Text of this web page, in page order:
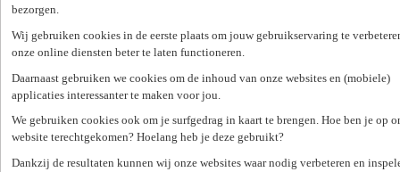
bezorgen.
Wij gebruiken cookies in de eerste plaats om jouw gebruikservaring te
onze online diensten beter te laten functioneren.
Daarnaast gebruiken we cookies om de inhoud van onze websites en (mobiele)
applicaties interessanter te maken voor jou.
We gebruiken cookies ook om je surfgedrag in kaart te brengen. Hoe ben je op
website terechtgekomen? Hoelang heb je deze gebruikt?
Dankzij de resultaten kunnen wij onze websites waar nodig verbeteren en
08 mei 2025
Onderzoek naar de staat van Total Talent
Management in België: “Durven bouwen
op intern talent loont”
In een krappe arbeidsmarkt waar talent schaars is, richten
organisaties zich in hun zoektocht naar talent vaak naar buiten. Maar